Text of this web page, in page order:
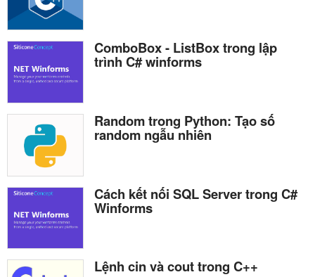
ComboBox - ListBox trong lập
trình C# winforms
Random trong Python: Tạo số
random ngẫu nhiên
Cách kết nối SQL Server trong C#
Winforms
Lệnh cin và cout trong C++